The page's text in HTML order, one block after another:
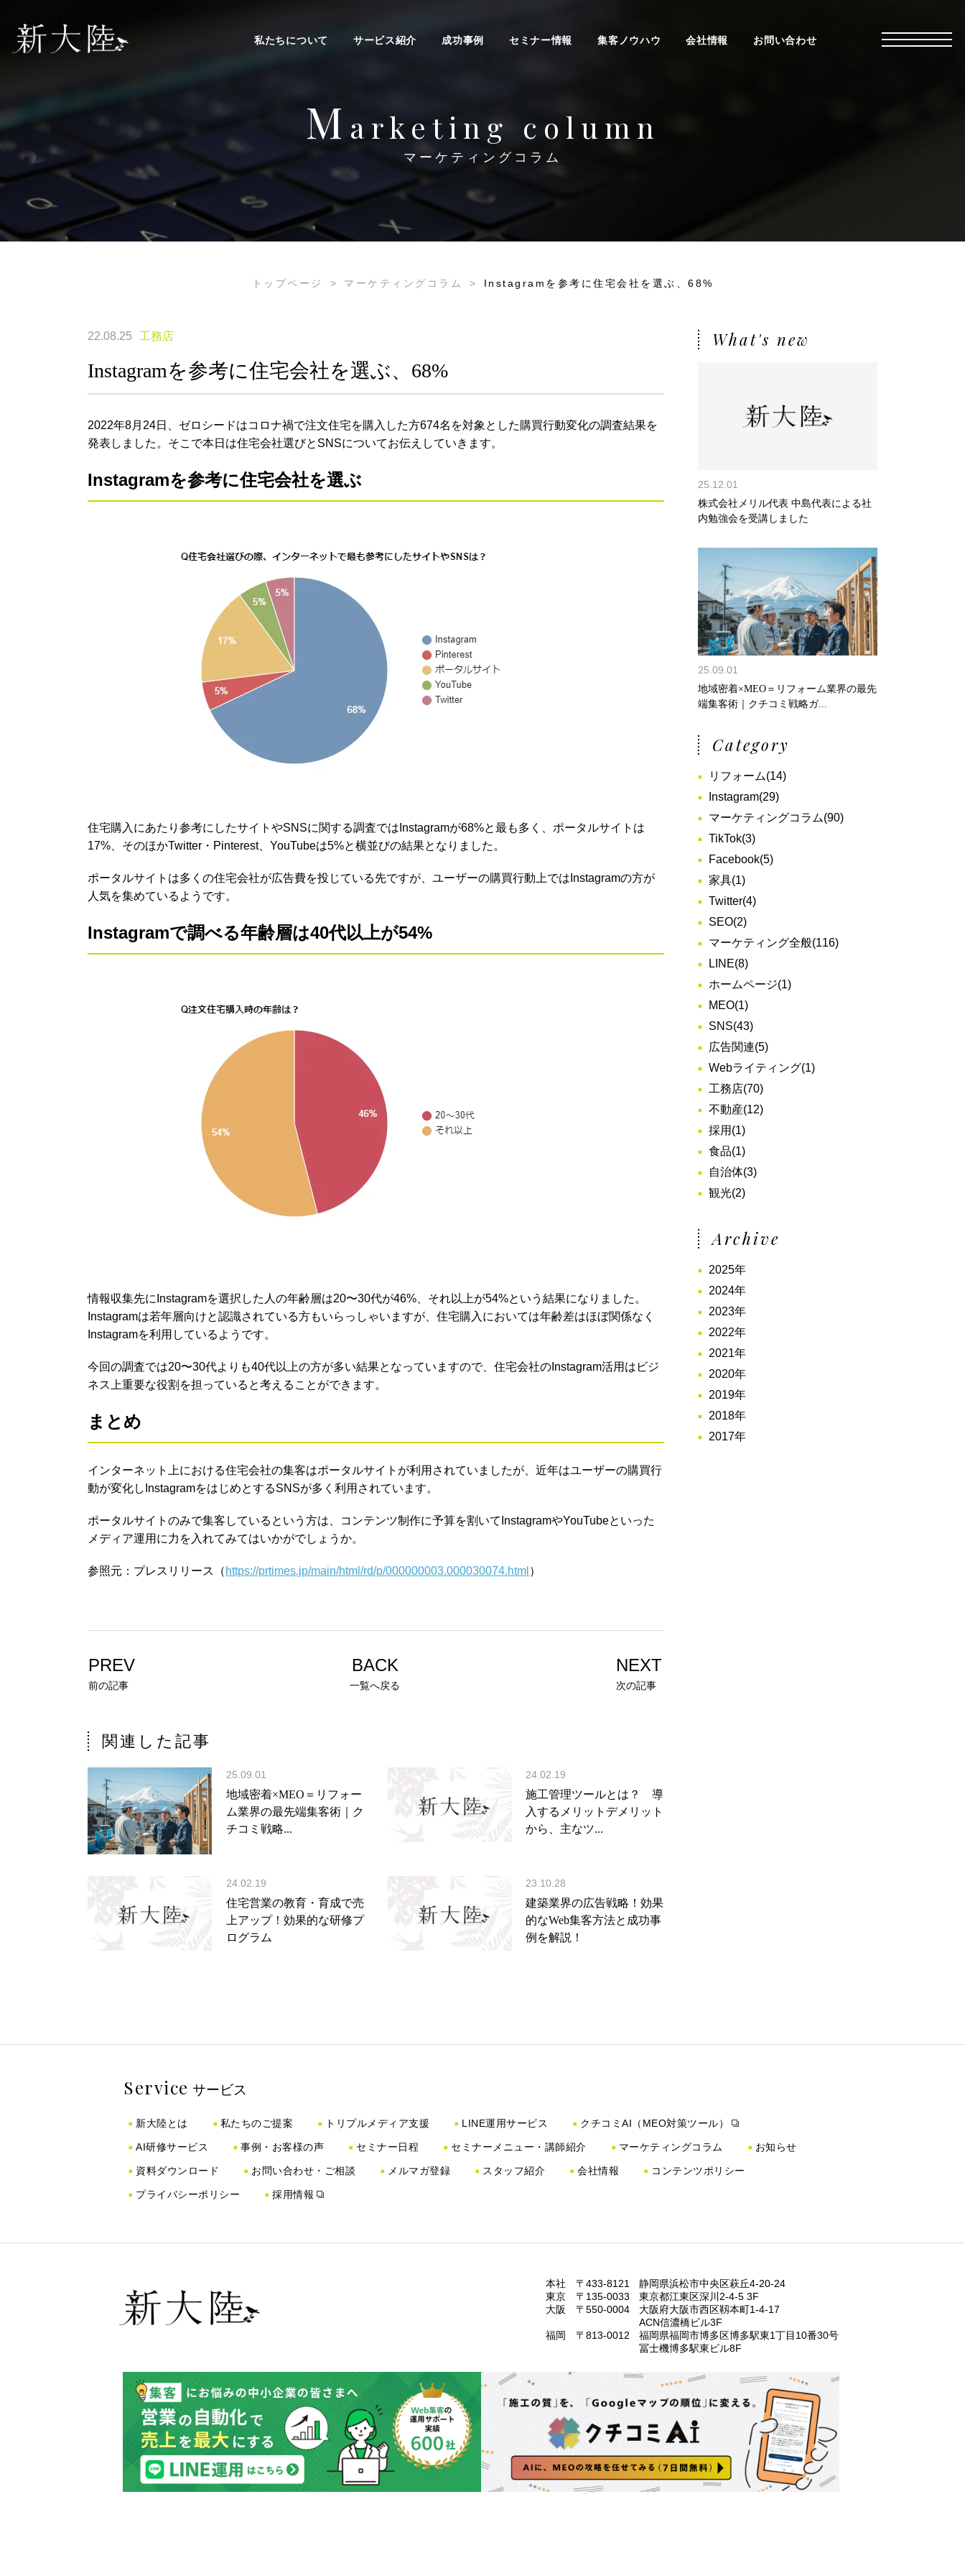
私たちについて サービス紹介 成功事例 セミナー情報 集客ノウハウ 会社情報 お問い合わせ
M arketing column
マーケティングコラム
トップページ > マーケティングコラム > Instagramを参考に住宅会社を選ぶ、68%
22.08.25 工務店
Instagramを参考に住宅会社を選ぶ、68%
2022年8月24日、ゼロシードはコロナ禍で注文住宅を購入した方674名を対象とした購買行動変化の調査結果を
発表しました。そこで本日は住宅会社選びとSNSについてお伝えしていきます。
Instagramを参考に住宅会社を選ぶ
住宅購入にあたり参考にしたサイトやSNSに関する調査ではInstagramが68%と最も多く、ポータルサイトは
17%、そのほかTwitter・Pinterest、YouTubeは5%と横並びの結果となりました。
ポータルサイトは多くの住宅会社が広告費を投じている先ですが、ユーザーの購買行動上ではInstagramの方が
人気を集めているようです。
Instagramで調べる年齢層は40代以上が54%
情報収集先にInstagramを選択した人の年齢層は20〜30代が46%、それ以上が54%という結果になりました。
Instagramは若年層向けと認識されている方もいらっしゃいますが、住宅購入においては年齢差はほぼ関係なく
Instagramを利用しているようです。
今回の調査では20〜30代よりも40代以上の方が多い結果となっていますので、住宅会社のInstagram活用はビジ
ネス上重要な役割を担っていると考えることができます。
まとめ
インターネット上における住宅会社の集客はポータルサイトが利用されていましたが、近年はユーザーの購買行
動が変化しInstagramをはじめとするSNSが多く利用されています。
ポータルサイトのみで集客しているという方は、コンテンツ制作に予算を割いてInstagramやYouTubeといった
メディア運用に力を入れてみてはいかがでしょうか。
参照元：プレスリリース（ https://prtimes.jp/main/html/rd/p/000000003.000030074.html ）
PREV
前の記事
BACK
一覧へ戻る
NEXT
次の記事
関連した記事
25.09.01
地域密着×MEO＝リフォー
ム業界の最先端集客術｜ク
チコミ戦略...
24.02.19
施工管理ツールとは？ 導
入するメリットデメリット
から、主なツ...
24.02.19
住宅営業の教育・育成で売
上アップ！効果的な研修プ
ログラム
23.10.28
建築業界の広告戦略！効果
的なWeb集客方法と成功事
例を解説！
What's new
25.12.01
株式会社メリル代表 中島代表による社
内勉強会を受講しました
25.09.01
地域密着×MEO＝リフォーム業界の最先
端集客術｜クチコミ戦略ガ...
Category
リフォーム(14)
Instagram(29)
マーケティングコラム(90)
TikTok(3)
Facebook(5)
家具(1)
Twitter(4)
SEO(2)
マーケティング全般(116)
LINE(8)
ホームページ(1)
MEO(1)
SNS(43)
広告関連(5)
Webライティング(1)
工務店(70)
不動産(12)
採用 (1)
食品(1)
自治体(3)
観光(2)
Archive
2025年
2024年
2023年
2022年
2021年
2020年
2019年
2018年
2017年
Service サービス
新大陸とは 私たちのご提案 トリプルメディア支援 LINE運用サービス クチコミAI（MEO対策ツール）
AI研修サービス 事例・お客様の声 セミナー日程 セミナーメニュー・講師紹介 マーケティングコラム お知らせ
資料ダウンロード お問い合わせ・ご相談 メルマガ登録 スタッフ紹介 会社情報 コンテンツポリシー
プライバシーポリシー 採用情報
本社 〒433-8121
静岡県浜松市中央区萩丘4-20-24
東京 〒135-0033
東京都江東区深川2-4-5 3F
大阪 〒550-0004
⼤阪府⼤阪市⻄区靱本町1-4-17
ACN信濃橋ビル3F
福岡 〒813-0012
福岡県福岡市博多区博多駅東1丁⽬10番30号
冨士機博多駅東ビル8F